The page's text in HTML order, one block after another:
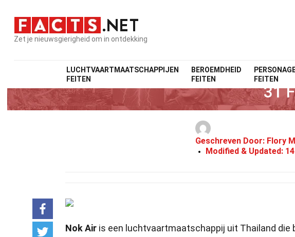
Zet je nieuwsgierigheid om in ontdekking
LUCHTVAARTMAATSCHAPPIJEN
FEITEN
BEROEMDHEID
FEITEN
FEITEN
Home
31
Geschreven Door: Flory
Modified & Updated:
Nok Air is een luchtvaartmaatschappij uit Thailand die